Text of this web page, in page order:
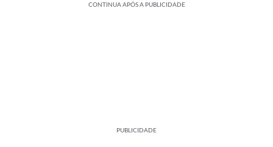
CONTINUA APÓS A PUBLICIDADE
PUBLICIDADE